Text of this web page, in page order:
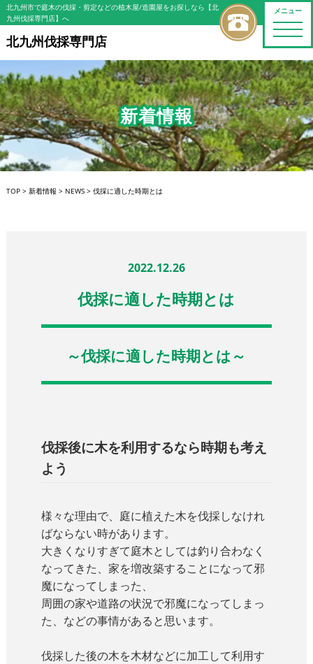
メニュー
toggle
北九州市で庭木の伐採・剪定などの植木屋/造園屋をお探しなら【北
九州伐採専門店】へ
北九州伐採専門店
新着情報
TOP> 新着情報 > NEWS> 伐採に適した時期とは
2022.12.26
伐採に適した時期とは
～伐採に適した時期とは～
伐採後に木を利用するなら時期も考え
よう
様々な理由で、庭に植えた木を伐採しなけれ
ばならない時があります。
大きくなりすぎて庭木としては釣り合わなく
なってきた、家を増改築することになって邪
魔になってしまった、
周囲の家や道路の状況で邪魔になってしまっ
た、などの事情があると思います。
伐採した後の木を木材などに加工して利用す